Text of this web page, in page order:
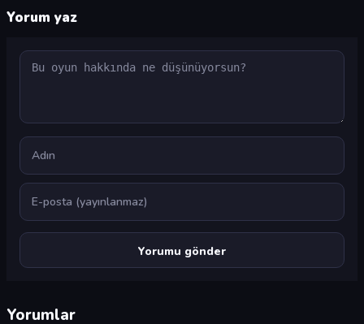
Yorum yaz
Yorum
Ad
E-posta
Yorumlar